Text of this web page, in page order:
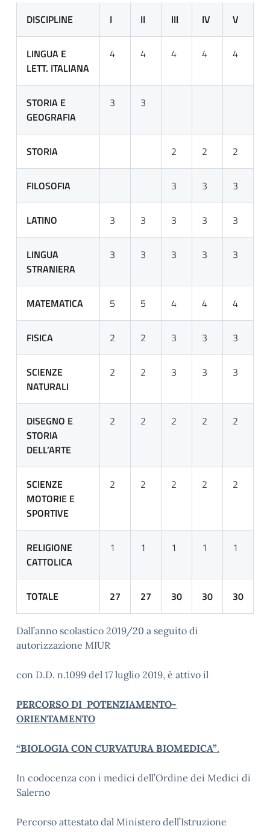
DISCIPLINE I II III IV V
LINGUA E
LETT. ITALIANA
4 4 4 4 4
STORIA E
GEOGRAFIA
3 3
STORIA 2 2 2
FILOSOFIA 3 3 3
LATINO 3 3 3 3 3
LINGUA
STRANIERA
3 3 3 3 3
MATEMATICA 5 5 4 4 4
FISICA 2 2 3 3 3
SCIENZE
NATURALI
2 2 3 3 3
DISEGNO E
STORIA
DELL’ARTE
2 2 2 2 2
SCIENZE
MOTORIE E
SPORTIVE
2 2 2 2 2
RELIGIONE
CATTOLICA
1 1 1 1 1
TOTALE 27 27 30 30 30
Dall’anno scolastico 2019/20 a seguito di
autorizzazione MIUR
con D.D. n.1099 del 17 luglio 2019, è attivo il
PERCORSO DI POTENZIAMENTO-
ORIENTAMENTO
“BIOLOGIA CON CURVATURA BIOMEDICA”.
In codocenza con i medici dell’Ordine dei Medici di
Salerno
Percorso attestato dal Ministero dell’Istruzione